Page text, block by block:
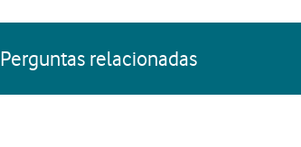
Perguntas relacionadas